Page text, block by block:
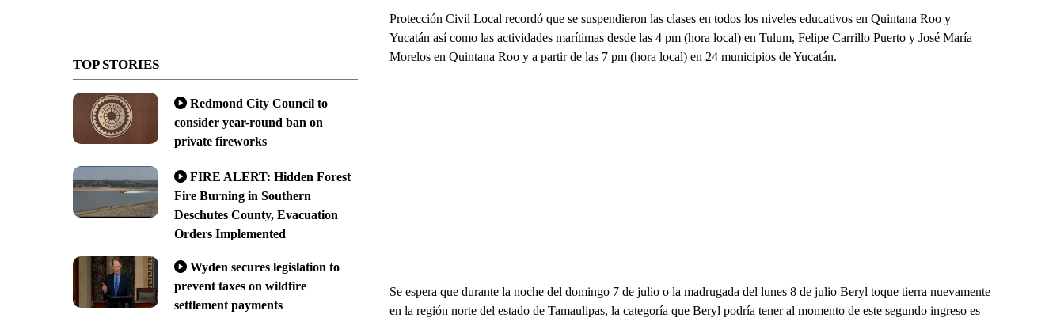
TOP STORIES
Redmond City Council to
consider year-round ban on
private fireworks
FIRE ALERT: Hidden Forest
Fire Burning in Southern
Deschutes County, Evacuation
Orders Implemented
Wyden secures legislation to
prevent taxes on wildfire
settlement payments
Protección Civil Local recordó que se suspendieron las clases en todos los niveles educativos en Quintana Roo y
Yucatán así como las actividades marítimas desde las 4 pm (hora local) en Tulum, Felipe Carrillo Puerto y José María
Morelos en Quintana Roo y a partir de las 7 pm (hora local) en 24 municipios de Yucatán.
Se espera que durante la noche del domingo 7 de julio o la madrugada del lunes 8 de julio Beryl toque tierra nuevamente
en la región norte del estado de Tamaulipas, la categoría que Beryl podría tener al momento de este segundo ingreso es